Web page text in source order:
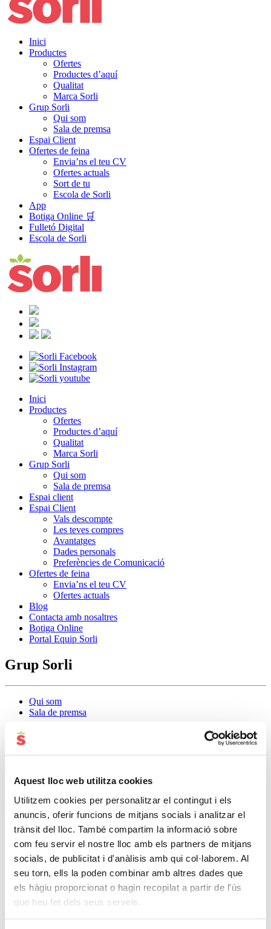
Aquest lloc web utilitza cookies
Utilitzem cookies per personalitzar el contingut i els
anuncis, oferir funcions de mitjans socials i analitzar el
trànsit del lloc. També compartim la informació sobre
com feu servir el nostre lloc amb els partners de mitjans
socials, de publicitat i d'anàlisis amb qui col·laborem. Al
seu torn, ells la poden combinar amb altres dades que
els hàgiu proporcionat o hagin recopilat a partir de l'ús
que heu fet dels seus serveis.
Inici
Productes
Ofertes
Productes d’aquí
Qualitat
Marca Sorli
Grup Sorli
Qui som
Sala de premsa
Espai Client
Ofertes de feina
Envia’ns el teu CV
Ofertes actuals
Sort de tu
Escola de Sorli
App
Botiga Online 🛒
Fulletó Digital
Escola de Sorli
Inici
Productes
Ofertes
Productes d’aquí
Qualitat
Marca Sorli
Grup Sorli
Qui som
Sala de premsa
Espai client
Espai Client
Vals descompte
Les teves compres
Avantatges
Dades personals
Preferències de Comunicació
Ofertes de feina
Envia’ns el teu CV
Ofertes actuals
Blog
Contacta amb nosaltres
Botiga Online
Portal Equip Sorli
Grup Sorli
Qui som
Sala de premsa
Ofertes de feina
A Sorli estem buscant persones com tu! Descobreix totes les
oportunitats que tenim per a tu!
Ofertes disponibles
Filtres
14ofertes trobades